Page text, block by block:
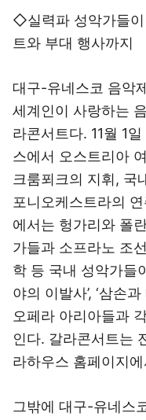
◇실력파 성악가들이
트와 부대 행사까지
대구-유네스코 음악
세계인이 사랑하는
라콘서트다. 11월 1
스에서 오스트리아
크룸푀크의 지휘, 국
포니오케스트라의
에서는 헝가리와 폴
가들과 소프라노 조
학 등 국내 성악가들
야의 이발사’, ‘삼손
오페라 아리아들과
인다. 갈라콘서트는
라하우스 홈페이지
그밖에 대구-유네스